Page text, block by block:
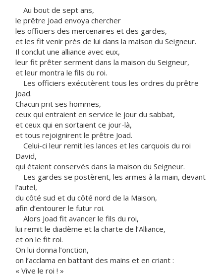
Au bout de sept ans,
le prêtre Joad envoya chercher
les officiers des mercenaires et des gardes,
et les fit venir près de lui dans la maison du Seigneur.
Il conclut une alliance avec eux,
leur fit prêter serment dans la maison du Seigneur,
et leur montra le fils du roi.
Les officiers exécutèrent tous les ordres du prêtre
Joad.
Chacun prit ses hommes,
ceux qui entraient en service le jour du sabbat,
et ceux qui en sortaient ce jour-là,
et tous rejoignirent le prêtre Joad.
Celui-ci leur remit les lances et les carquois du roi
David,
qui étaient conservés dans la maison du Seigneur.
Les gardes se postèrent, les armes à la main, devant
l’autel,
du côté sud et du côté nord de la Maison,
afin d’entourer le futur roi.
Alors Joad fit avancer le fils du roi,
lui remit le diadème et la charte de l’Alliance,
et on le fit roi.
On lui donna l’onction,
on l’acclama en battant des mains et en criant :
« Vive le roi ! »